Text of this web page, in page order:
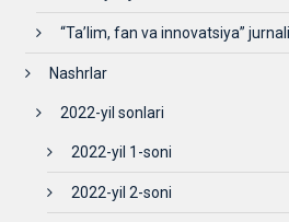
“Ta’lim, fan va innovatsiya”
Nashrlar
2022-yil sonlari
2022-yil 1-soni
2022-yil 2-soni